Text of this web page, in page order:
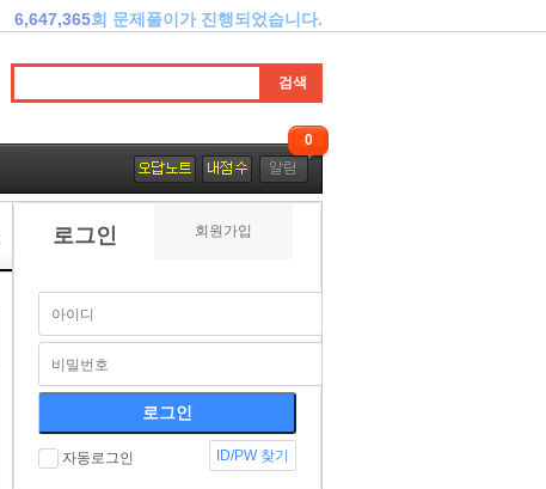
6,647,365회 문제풀이가 진행되었습니다.
0
로그인 회원가입
자동로그인 ID/PW 찾기